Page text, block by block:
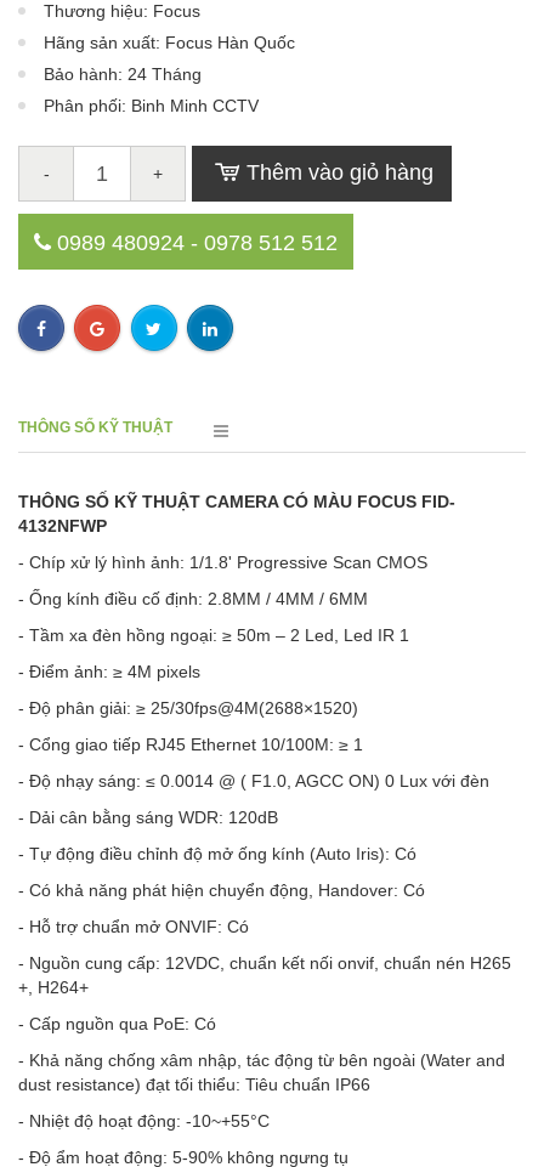
Thương hiệu: Focus
Hãng sản xuất: Focus Hàn Quốc
Bảo hành: 24 Tháng
Phân phối: Binh Minh CCTV
- + Thêm vào giỏ hàng
0989 480924 - 0978 512 512
THÔNG SỐ KỸ THUẬT
THÔNG SỐ KỸ THUẬT CAMERA CÓ MÀU FOCUS FID-
4132NFWP
- Chíp xử lý hình ảnh: 1/1.8' Progressive Scan CMOS
- Ống kính điều cố định: 2.8MM / 4MM / 6MM
- Tầm xa đèn hồng ngoại: ≥ 50m – 2 Led, Led IR 1
- Điểm ảnh: ≥ 4M pixels
- Độ phân giải: ≥ 25/30fps@4M(2688×1520)
- Cổng giao tiếp RJ45 Ethernet 10/100M: ≥ 1
- Độ nhạy sáng: ≤ 0.0014 @ ( F1.0, AGCC ON) 0 Lux với đèn
- Dải cân bằng sáng WDR: 120dB
- Tự động điều chỉnh độ mở ống kính (Auto Iris): Có
- Có khả năng phát hiện chuyển động, Handover: Có
- Hỗ trợ chuẩn mở ONVIF: Có
- Nguồn cung cấp: 12VDC, chuẩn kết nối onvif, chuẩn nén H265
+, H264+
- Cấp nguồn qua PoE: Có
- Khả năng chống xâm nhập, tác động từ bên ngoài (Water and
dust resistance) đạt tối thiểu: Tiêu chuẩn IP66
- Nhiệt độ hoạt động: -10~+55°C
- Độ ẩm hoạt động: 5-90% không ngưng tụ